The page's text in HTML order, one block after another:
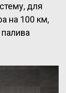
для
на 100 км,